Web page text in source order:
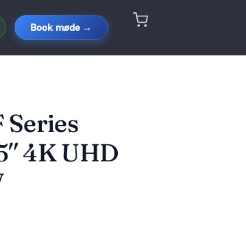
Book møde →
Series
4K UHD